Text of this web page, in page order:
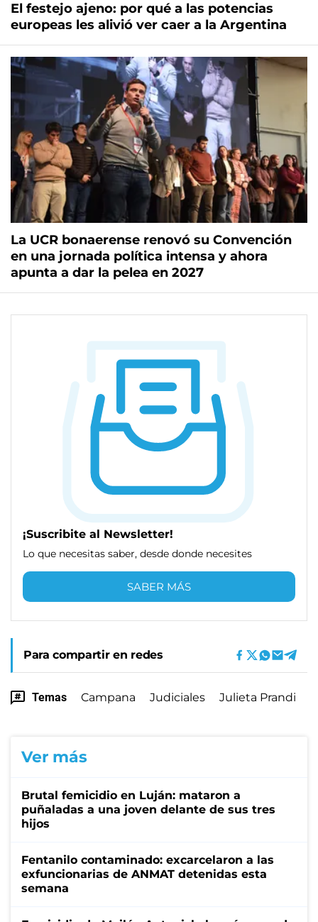
El festejo ajeno: por qué a las potencias
europeas les alivió ver caer a la Argentina
La UCR bonaerense renovó su Convención
en una jornada política intensa y ahora
apunta a dar la pelea en 2027
¡Suscribite al Newsletter!
Lo que necesitas saber, desde donde necesites
SABER MÁS
Para compartir en redes
Temas Campana Judiciales Julieta Prandi
Ver más
Brutal femicidio en Luján: mataron a
puñaladas a una joven delante de sus tres
hijos
Fentanilo contaminado: excarcelaron a las
exfuncionarias de ANMAT detenidas esta
semana